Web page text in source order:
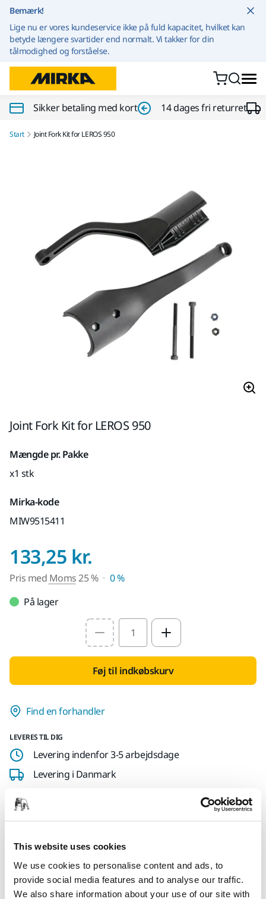
This website uses cookies
We use cookies to personalise content and ads, to
provide social media features and to analyse our traffic.
We also share information about your use of our site with
Bemærk!
Lige nu er vores kundeservice ikke på fuld kapacitet, hvilket kan
betyde længere svartider end normalt. Vi takker for din
tålmodighed og forståelse.
Sikker betaling med kort 14 dages fri returret
Start Joint Fork Kit for LEROS 950
Joint Fork Kit for LEROS 950
Mængde pr. Pakke
x1 stk
Mirka-kode
MIW9515411
133,25 kr.
Pris med Moms25 %
0 %
På lager
Select quantity value
Føj til indkøbskurv
Find en forhandler
LEVERES TIL DIG
Levering indenfor 3-5 arbejdsdage
Levering i Danmark
Fragt fri levering ved ordrer over 599,- kr incl moms.
Tekniske detaljer